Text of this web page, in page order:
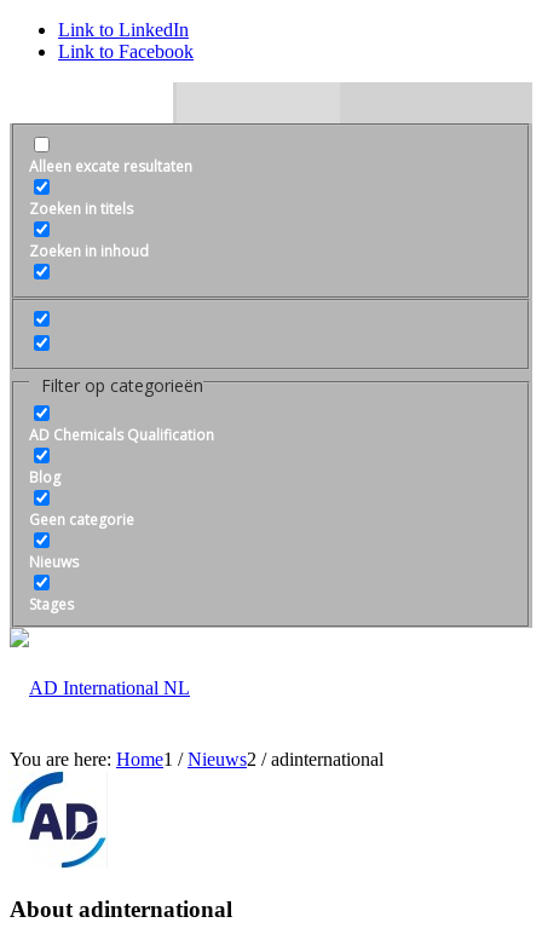
Link to LinkedIn
Link to Facebook
Alleen excate resultaten
Zoeken in titels
Zoeken in inhoud
Filter op categorieën
AD Chemicals Qualification
Blog
Geen categorie
Nieuws
Stages
Over
You are here: Home1 / Nieuws2 / adinternational
About adinternational